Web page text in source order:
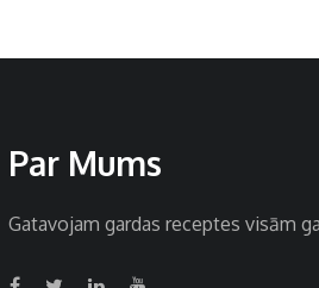
Par Mums
Gatavojam gardas receptes visām